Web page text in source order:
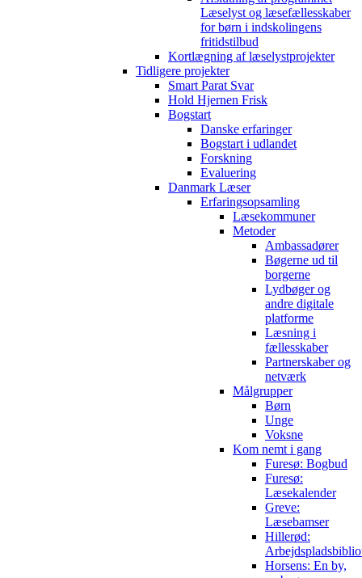
Læselyst og læsefællesskaber
for børn i indskolingens
fritidstilbud
Kortlægning af læselystprojekter
Tidligere projekter
Smart Parat Svar
Hold Hjernen Frisk
Bogstart
Danske erfaringer
Bogstart i udlandet
Forskning
Evaluering
Danmark Læser
Erfaringsopsamling
Læsekommuner
Metoder
Ambassadører
Bøgerne ud til
borgerne
Lydbøger og
andre digitale
platforme
Læsning i
fællesskaber
Partnerskaber og
netværk
Målgrupper
Børn
Unge
Voksne
Kom nemt i gang
Furesø: Bogbud
Furesø:
Læsekalender
Greve:
Læsebamser
Hillerød:
Horsens: En by,